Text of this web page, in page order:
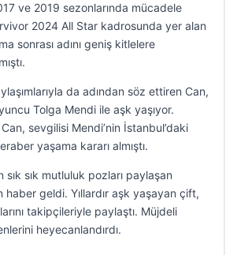
ve 2019 sezonlarında mücadele
2024 All Star kadrosunda yer alan
sonrası adını geniş kitlelere
da adından söz ettiren Can,
Tolga Mendi ile aşk yaşıyor.
sevgilisi Mendi’nin İstanbul’daki
yaşama kararı almıştı.
sık mutluluk pozları paylaşan
haber geldi. Yıllardır aşk yaşayan çift,
takipçileriyle paylaştı. Müjdeli
heyecanlandırdı.